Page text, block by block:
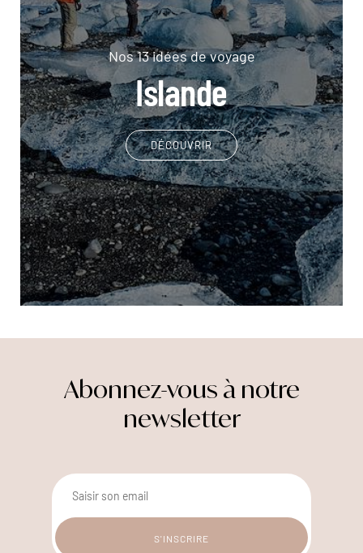
Nos 13 idées de voyage
Islande
DÉCOUVRIR
Abonnez-vous à notre
newsletter